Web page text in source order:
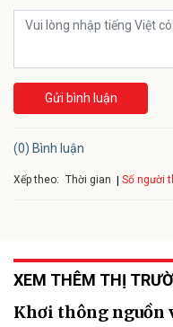
Gửi bình luận
(0) Bình luận
Xếp theo: Thời gian Số người
XEM THÊM THỊ
Khơi thông nguồn